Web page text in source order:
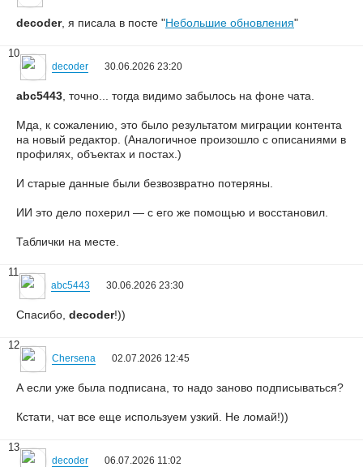
decoder, я писала в посте "Небольшие обновления"
10
decoder 30.06.2026 23:20
abc5443 , точно... тогда видимо забылось на фоне чата.
Мда, к сожалению, это было результатом миграции контента
на новый редактор. (Аналогичное произошло с описаниями в
профилях, объектах и постах.)
И старые данные были безвозвратно потеряны.
ИИ это дело похерил — с его же помощью и восстановил.
Таблички на месте.
11
abc5443 30.06.2026 23:30
Спасибо, decoder!))
12
Chersena 02.07.2026 12:45
А если уже была подписана, то надо заново подписываться?
Кстати, чат все еще используем узкий. Не ломай!))
13
decoder 06.07.2026 11:02